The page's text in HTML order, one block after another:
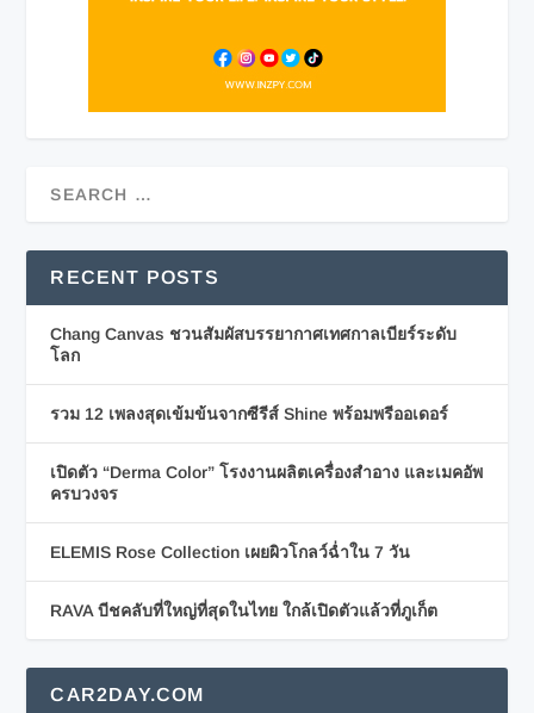
RECENT POSTS
Chang Canvas ชวนสัมผัสบรรยากาศเทศกาลเบียร์ระดับ
โลก
รวม 12 เพลงสุดเข้มข้นจากซีรีส์ Shine พร้อมพรีออเดอร์
เปิดตัว “Derma Color” โรงงานผลิตเครื่องสำอาง และเมคอัพ
ครบวงจร
ELEMIS Rose Collection เผยผิวโกลว์ฉ่ำใน 7 วัน
RAVA บีชคลับที่ใหญ่ที่สุดในไทย ใกล้เปิดตัวแล้วที่ภูเก็ต
CAR2DAY.COM